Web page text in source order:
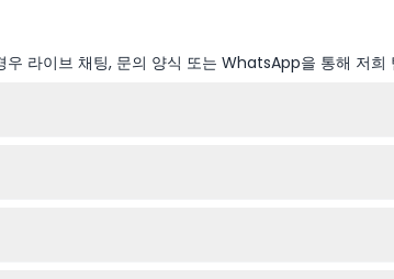
라이브 채팅, 문의 양식 또는 WhatsApp을 통해 저희